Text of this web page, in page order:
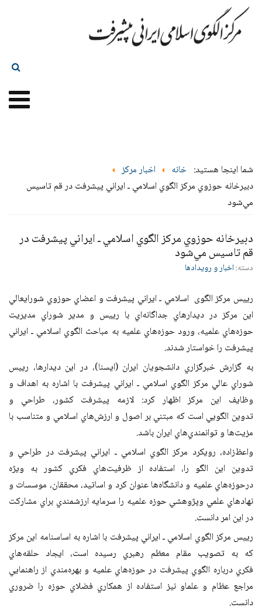
شما اینجا هستید: خانه
اخبار مرکز
دبيرخانه حوزوي مركز الگوي اسلامي ـ ايراني پيشرفت در قم تاسيس
مي‌شود
دبيرخانه حوزوي مركز الگوي اسلامي ـ ايراني پيشرفت در
قم تاسيس مي‌شود
دسته:اخبار و رویدادها
رييس مركز الگوی اسلامي ـ ايراني پيشرفت و اعضاي حوزوي شورايعالي
اين مركز در ديدارهاي جداگانه‌اي با رييس و مدير شوراي مديريت
حوزه‌هاي علميه، ورود حوزه‌هاي علميه به مباحث الگوي اسلامي ـ ايراني
پيشرفت را خواستار شدند.
به گزارش خبرگزاري دانشجويان ايران (ايسنا)، در اين ديدارها، رييس
شوراي عالي مركز الگوي اسلامي ـ ايراني پيشرفت با اشاره به اهداف و
وظايف اين مركز اظهار كرد: لازمه پيشرفت‌ كشور، طراحي و
تدوين الگويي است كه مبتني بر اصول و ارزش‌هاي اسلامي و متناسب با
مزيت‌ها و توانمندي‌هاي ايران باشد.
واعظ‌زاده، رويكرد مركز الگوي اسلامي ـ ايراني پيشرفت در طراحي و
تدوين اين الگو را، استفاده از ظرفيت‌هاي فكري كشور به ويژه
درحوزه‌هاي علميه و دانشگاه‌ها عنوان كرد و اساتيد، محققان، موسسات و
نهاد‌هاي علمي وپژوهشي حوزه علميه را سرمايه ارزشمندي براي مشاركت
در اين امر دانست.
رييس مركز الگوي اسلامي ـ ايراني پيشرفت با اشارهبه اساسنامه اين مركز
كه به تصويب مقام معظم رهبري رسيده است، ايجاد حلقه‌هاي
فكري درباره الگوي پيشرفت در حوزه‌هاي علميه و بهره‌مندي از راهنمايي
مراجع عظام و علماو نيز استفاده از همكاري‌ فضلاي حوزه را ضروري
دانست.